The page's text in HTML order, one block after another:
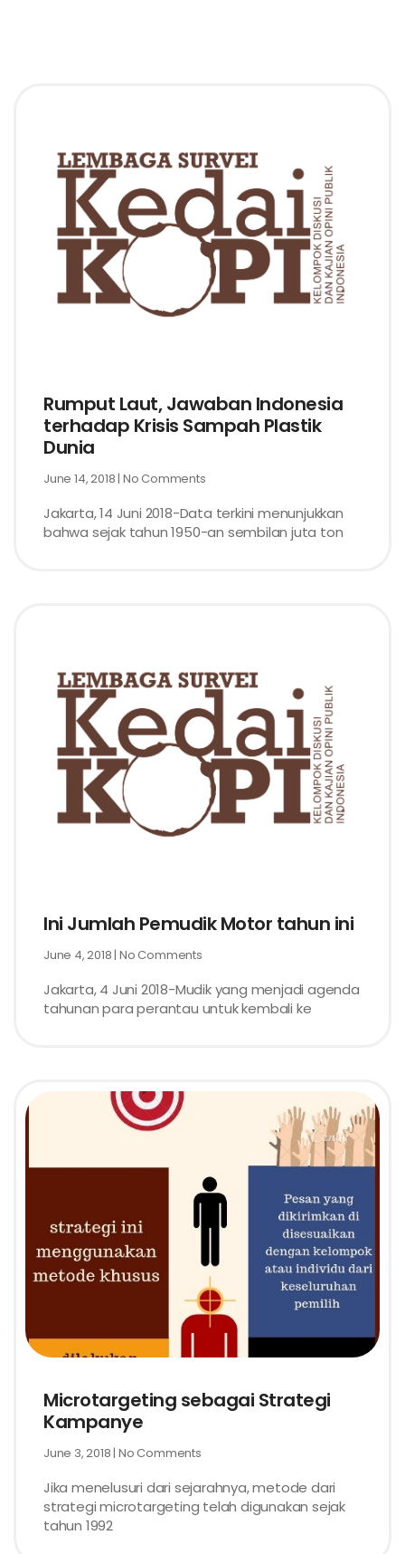
Rumput Laut, Jawaban Indonesia
terhadap Krisis Sampah Plastik
Dunia
June 14, 2018 No Comments
Jakarta, 14 Juni 2018-Data terkini menunjukkan
bahwa sejak tahun 1950-an sembilan juta ton
Ini Jumlah Pemudik Motor tahun ini
June 4, 2018 No Comments
Jakarta, 4 Juni 2018-Mudik yang menjadi agenda
tahunan para perantau untuk kembali ke
Microtargeting sebagai Strategi
Kampanye
June 3, 2018 No Comments
Jika menelusuri dari sejarahnya, metode dari
strategi microtargeting telah digunakan sejak
tahun 1992